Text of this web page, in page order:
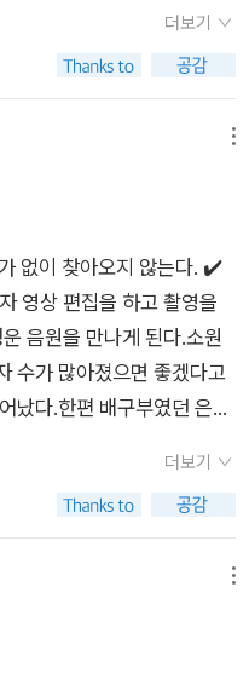
로는 얼마나 동의 했을까가
분명 양가적 감정을 느꼈
와 상관없이 열심히 촬영하
전한 방공호로 SNS를 꾸
어온 네모 세상안은 한 면
것도 아니다. 그 속에서 만
마음과 진정성 어린 관심
#책벗뜰 #책사애2511
한 사건에 휘말리게 된다.요
만들지만, 실제로는 가족이
준히 노력한다. 그 모습이
예인이고 전문팀이 지원하
실의 벽이 더 크게 느껴졌
는 언제 봐도 멋진 일이다.
해도 잘 안 되는 순간”을
한 실패가 아니라 언젠가 결
심히 하지 말고 잘해라’라
면 반드시 빛을 발할 순간
없이 스스로 사건을 해결하
원하게 되었다. 소원의 대가
에서 시작된 사건은 추리
러물 같은 서늘함도 더해졌
하며 읽을 수 있었다. 결
, 끝까지 포기하지 않는 아
더보기
없이 찾아오지 않는다. ✔️
영상 편집을 하고 촬영을
음원을 만나게 된다.소원
수가 많아졌으면 좋겠다고
났다.한편 배구부였던 은서
이 유튜브를 운영하는 민재
한다.이 행운 음원에는 어
나인 SNS.초등학생만 되도
문제가 야기되고 있다.사실
한 이야기에 SNS가 등장하
더보기